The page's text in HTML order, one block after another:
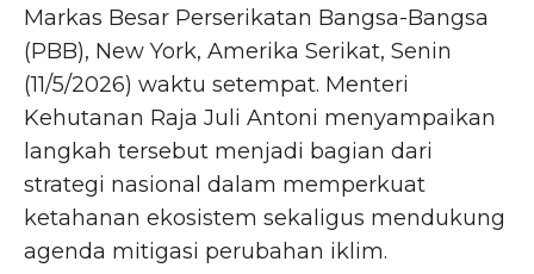
Markas Besar Perserikatan Bangsa-Bangsa
(PBB), New York, Amerika Serikat, Senin
(11/5/2026) waktu setempat. Menteri
Kehutanan Raja Juli Antoni menyampaikan
langkah tersebut menjadi bagian dari
strategi nasional dalam memperkuat
ketahanan ekosistem sekaligus mendukung
agenda mitigasi perubahan iklim.